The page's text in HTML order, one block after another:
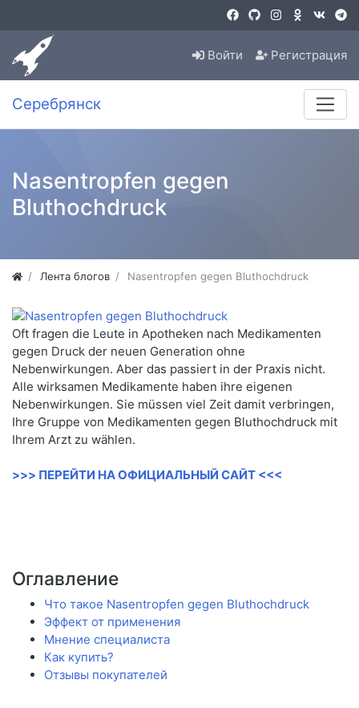
Войти Регистрация
Серебрянск
Nasentropfen gegen
Bluthochdruck
Лента блогов Nasentropfen gegen Bluthochdruck
Oft fragen die Leute in Apotheken nach Medikamenten
gegen Druck der neuen Generation ohne
Nebenwirkungen. Aber das passiert in der Praxis nicht.
Alle wirksamen Medikamente haben ihre eigenen
Nebenwirkungen. Sie müssen viel Zeit damit verbringen,
Ihre Gruppe von Medikamenten gegen Bluthochdruck mit
Ihrem Arzt zu wählen.
>>> ПЕРЕЙТИ НА ОФИЦИАЛЬНЫЙ САЙТ <<<
Оглавление
Что такое Nasentropfen gegen Bluthochdruck
Эффект от применения
Мнение специалиста
Как купить?
Отзывы покупателей